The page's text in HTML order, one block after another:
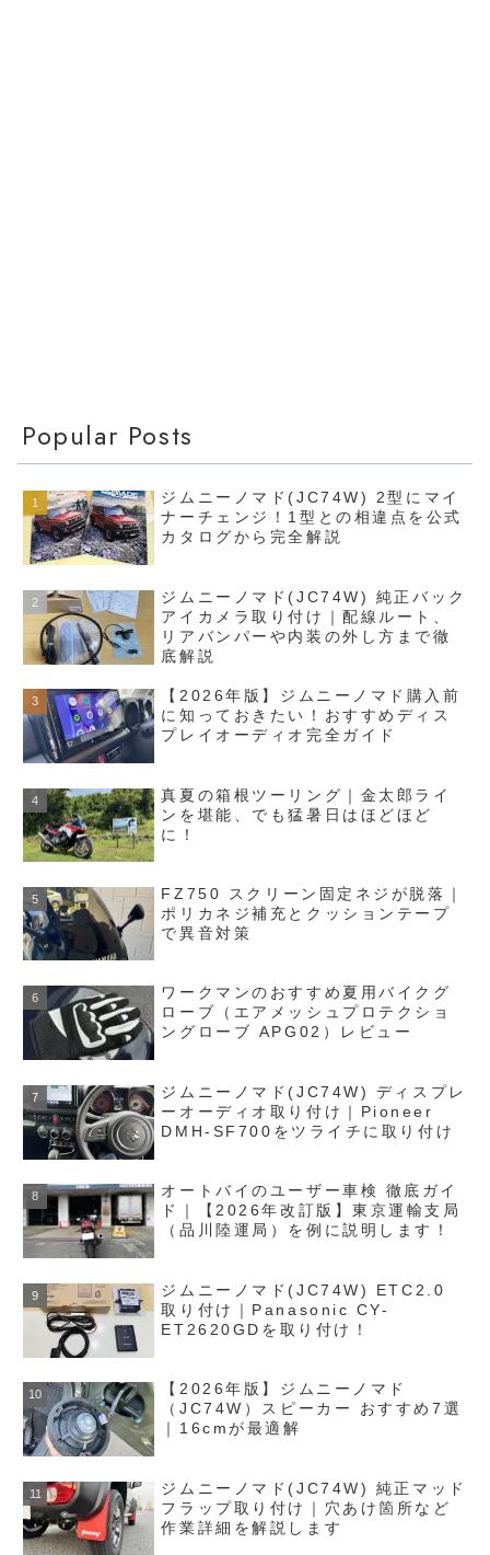
Popular Posts
ジムニーノマド(JC74W) 2型にマイ
ナーチェンジ！1型との相違点を公式
カタログから完全解説
ジムニーノマド(JC74W) 純正バック
アイカメラ取り付け｜配線ルート、
リアバンパーや内装の外し方まで徹
底解説
【2026年版】ジムニーノマド購入前
に知っておきたい！おすすめディス
プレイオーディオ完全ガイド
真夏の箱根ツーリング｜金太郎ライ
ンを堪能、でも猛暑日はほどほど
に！
FZ750 スクリーン固定ネジが脱落｜
ポリカネジ補充とクッションテープ
で異音対策
ワークマンのおすすめ夏用バイクグ
ローブ（エアメッシュプロテクショ
ングローブ APG02）レビュー
ジムニーノマド(JC74W) ディスプレ
ーオーディオ取り付け｜Pioneer
DMH-SF700をツライチに取り付け
オートバイのユーザー車検 徹底ガイ
ド｜【2026年改訂版】東京運輸支局
（品川陸運局）を例に説明します！
ジムニーノマド(JC74W) ETC2.0
取り付け｜Panasonic CY-
ET2620GDを取り付け！
【2026年版】ジムニーノマド
（JC74W）スピーカー おすすめ7選
｜16cmが最適解
ジムニーノマド(JC74W) 純正マッド
フラップ取り付け｜穴あけ箇所など
作業詳細を解説します